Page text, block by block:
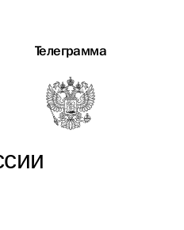
Телеграмма